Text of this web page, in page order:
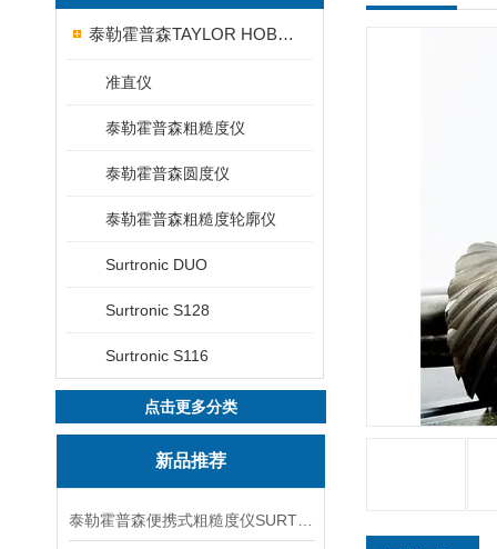
泰勒霍普森TAYLOR HOBSON粗糙度仪
准直仪
泰勒霍普森粗糙度仪
泰勒霍普森圆度仪
泰勒霍普森粗糙度轮廓仪
Surtronic DUO
Surtronic S128
Surtronic S116
点击更多分类
新品推荐